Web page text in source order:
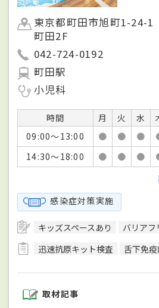
東京都町田市旭町1-24-
町田2F
042-724-0192
町田駅
小児科
時間 月 火 水
09:00～13:00
● ● ●
14:30～18:00
● ● ●
感染症対策実施
キッズスペースあり バリアフ
迅速抗原キット検査
舌下免
取材記事